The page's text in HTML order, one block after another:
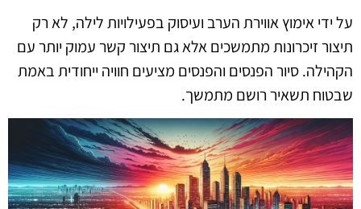
על ידי אימוץ אווירת הערב ועיסוק בפעילויות לילה, לא רק
תיצור זיכרונות מתמשכים אלא גם תיצור קשר עמוק יותר עם
הקהילה. סיור הפנסים והפנסים מציעים חוויה ייחודית באמת
שבטוח תשאיר רושם מתמשך.